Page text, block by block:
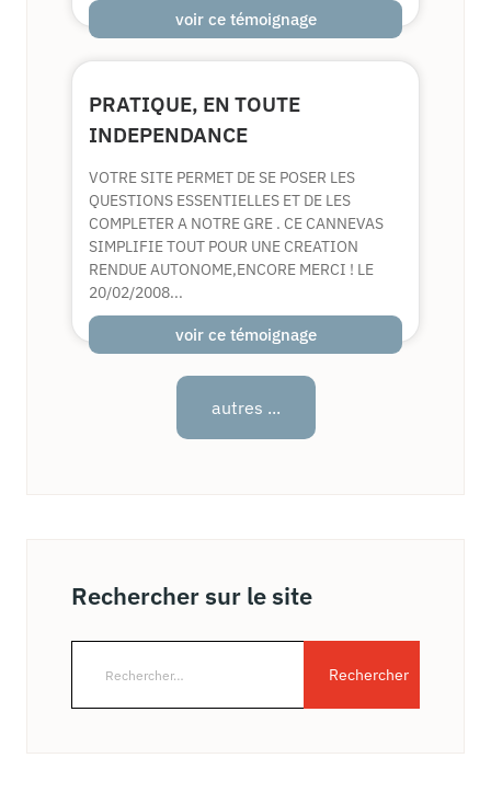
voir ce témoignage
PRATIQUE, EN TOUTE
INDEPENDANCE
VOTRE SITE PERMET DE SE POSER LES
QUESTIONS ESSENTIELLES ET DE LES
COMPLETER A NOTRE GRE . CE CANNEVAS
SIMPLIFIE TOUT POUR UNE CREATION
RENDUE AUTONOME,ENCORE MERCI ! LE
20/02/2008...
voir ce témoignage
autres ...
Rechercher sur le site